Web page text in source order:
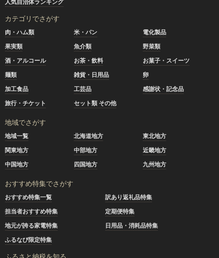
人気自治体ランキング
カテゴリでさがす
肉・ハム類 米・パン
電化製品
果実類
魚介類
野菜類
酒・アルコール
お茶・飲料
お菓子・スイーツ
麺類
雑貨・日用品
卵
加工食品
工芸品
感謝状・記念品
旅行・チケット
セット類 その他
地域でさがす
地域一覧 北海道地方
東北地方
関東地方
中部地方
近畿地方
中国地方
四国地方 九州地方
おすすめ特集でさがす
おすすめ特集一覧
訳あり返礼品特集
担当者おすすめ特集
定期便特集
地元が誇る家電特集
日用品・消耗品特集
ふるなび限定特集